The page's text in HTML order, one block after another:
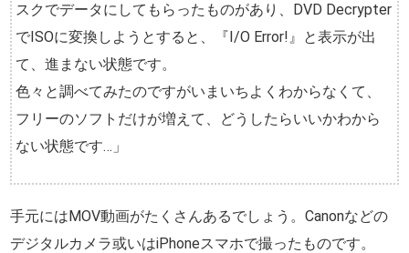
スクでデータにしてもらったものがあり、DVD Decrypter
でISOに変換しようとすると、『I/O Error!』と表示が出
て、進まない状態です。
色々と調べてみたのですがいまいちよくわからなくて、
フリーのソフトだけが増えて、どうしたらいいかわから
ない状態です…」
手元にはMOV動画がたくさんあるでしょう。Canonなどの
デジタルカメラ或いはiPhoneスマホで撮ったものです。